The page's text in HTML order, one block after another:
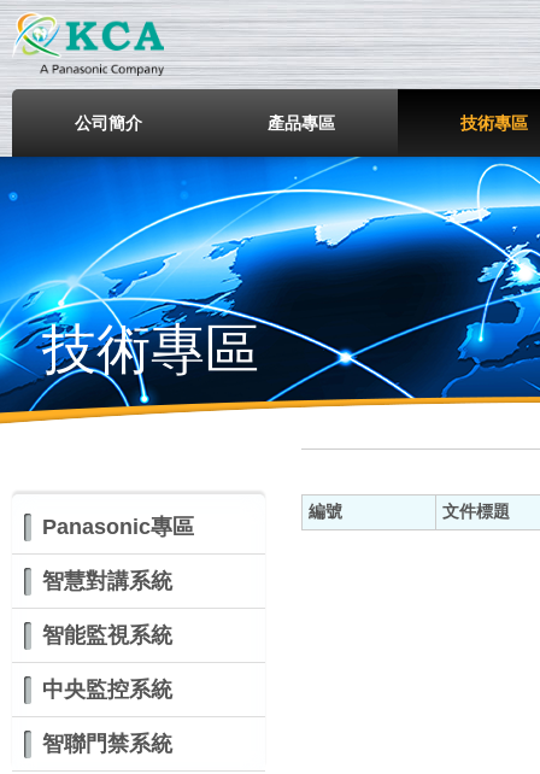
鎧鋒企業股份有限公司
公司簡介 產品專區 技術專區
技術專區
Panasonic專區
智慧對講系統
智能監視系統
中央監控系統
智聯門禁系統
編號 文件標題